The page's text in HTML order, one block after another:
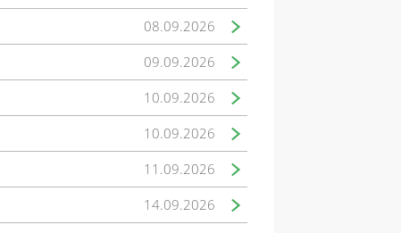
08.09.2026
09.09.2026
10.09.2026
10.09.2026
11.09.2026
14.09.2026